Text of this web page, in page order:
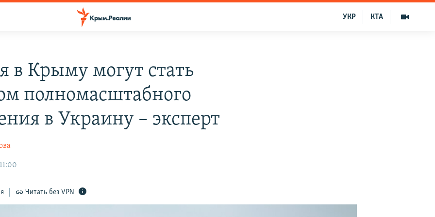
КТА
УКР
в Крыму могут стать
полномасштабного
в Украину – эксперт
Читать без VPN